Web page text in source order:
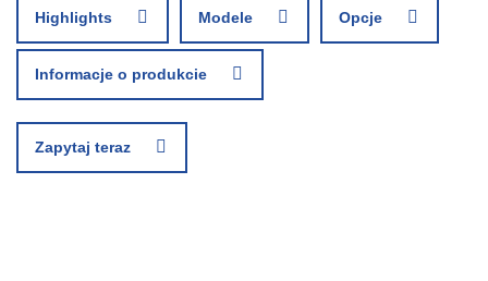
Highlights Modele Opcje
Informacje o produkcie
Zapytaj teraz